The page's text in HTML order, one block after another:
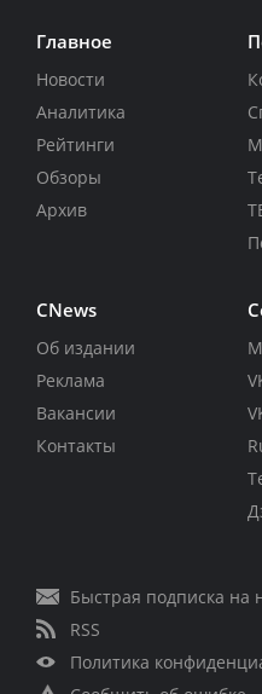
Главное
Новости
Аналитика
Рейтинги
Обзоры
Архив
CNews
Об издании
Реклама
Вакансии
Контакты
Быстрая подписка на
RSS
Политика